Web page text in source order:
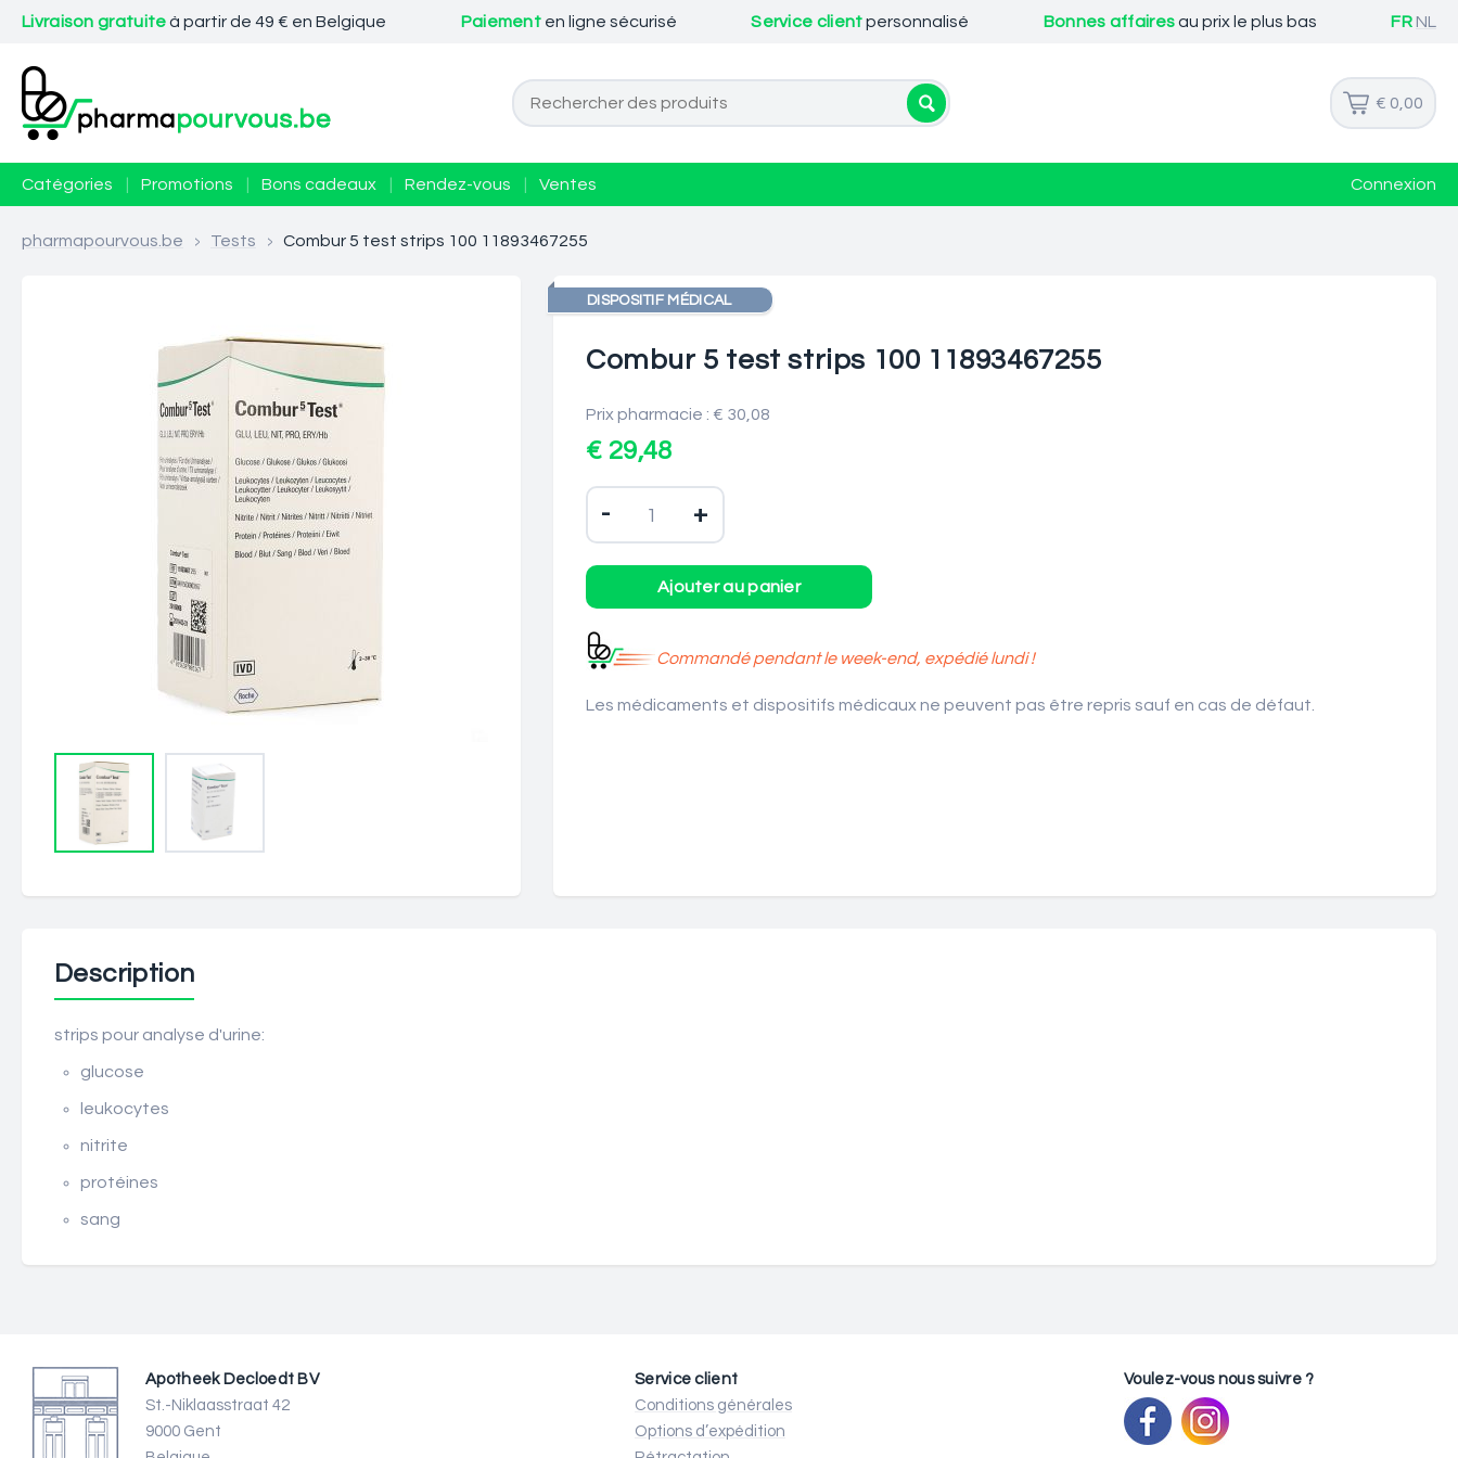
Livraison gratuiteà partir de 49 € en Belgique Paiement en ligne sécurisé Service clientpersonnalisé Bonnes affairesau prix le plus bas FR NL
€ 0,00
Catégories Promotions Bons cadeaux Rendez-vous Ventes Connexion
pharmapourvous.be > Tests > Combur 5 test strips 100 11893467255
DISPOSITIF MÉDICAL
Combur 5 test strips 100 11893467255
Prix pharmacie : € 30,08
€ 29,48
- +
Commandé pendant le week-end, expédié lundi !
Les médicaments et dispositifs médicaux ne peuvent pas être repris sauf en cas de défaut.
Description
strips pour analyse d'urine:
glucose
leukocytes
nitrite
protéines
sang
Apotheek Decloedt BV
St.-Niklaasstraat 42
9000 Gent
Service client
Conditions générales
Options d’expédition
Voulez-vous nous suivre ?